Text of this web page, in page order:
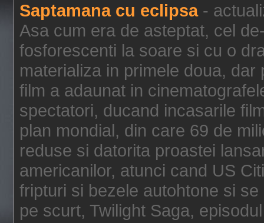
Saptamana cu eclipsa-
Asa cum era de asteptat, cel
fosforescenti la soare si cu o
materializa in primele doua,
film a adaunat in
spectatori, ducand incasarile
plan mondial, din care 69 de
reduse si datorita proastei
americanilor, atunci cand US
fripturi si bezele autohtone si
pe scurt, Twilight Saga,